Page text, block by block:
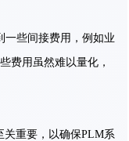
一些间接费用，例如业
费用虽然难以量化，
关重要，以确保PLM系